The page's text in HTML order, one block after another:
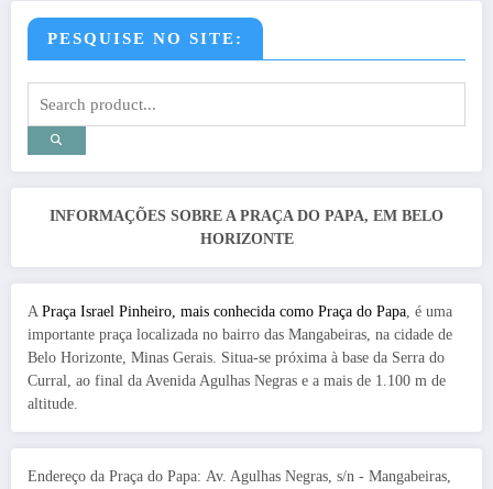
PESQUISE NO SITE:
INFORMAÇÕES SOBRE A PRAÇA DO PAPA, EM BELO
HORIZONTE
A Praça Israel Pinheiro, mais conhecida como Praça do Papa , é uma
importante praça localizada no bairro das Mangabeiras, na cidade de
Belo Horizonte, Minas Gerais. Situa-se próxima à base da Serra do
Curral, ao final da Avenida Agulhas Negras e a mais de 1.100 m de
altitude.
Endereço da Praça do Papa: Av. Agulhas Negras, s/n - Mangabeiras,